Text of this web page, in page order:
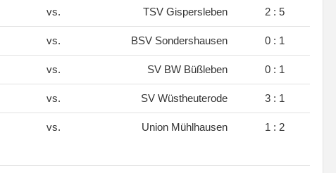
vs. TSV Gispersleben 2 : 5
vs. BSV Sondershausen 0 : 1
vs. SV BW Büßleben 0 : 1
vs. SV Wüstheuterode 3 : 1
vs. Union Mühlhausen 1 : 2